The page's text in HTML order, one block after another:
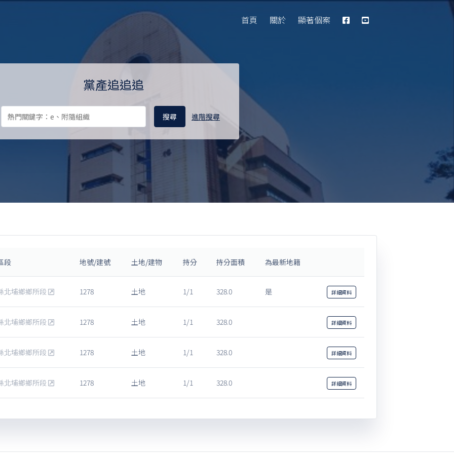
料庫 Ill-gotten Party Assets Database
首頁 關於 顯著個案
黨產追追追
進階搜尋
段 地號/建號 土地/建物 持分 持分面積 為最新地籍
北埔鄉鄉所段 1278 土地 1/1 328.0 是 詳細資料
北埔鄉鄉所段 1278 土地 1/1 328.0 詳細資料
北埔鄉鄉所段 1278 土地 1/1 328.0 詳細資料
北埔鄉鄉所段 1278 土地 1/1 328.0 詳細資料